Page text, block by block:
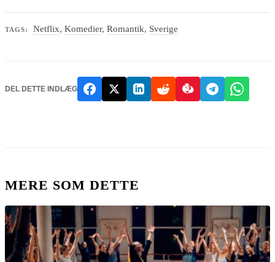
TAGS: Netflix,Komedier,Romantik, Sverige
DEL DETTE INDLÆG
MERE SOM DETTE